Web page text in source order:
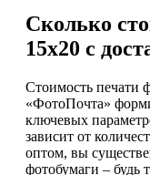
Сколько
15х20 с
Стоимость печати
«ФотоПочта»
ключевых
зависит от
оптом, вы
фотобумаги – будь